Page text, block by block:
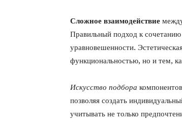
Сложное взаимодействие
Правильный подход к
уравновешенности.
функциональностью, но и тем,
Искусство подбора
позволяя создать
учитывать не только